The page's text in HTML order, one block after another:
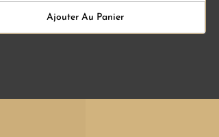
Ajouter Au Panier